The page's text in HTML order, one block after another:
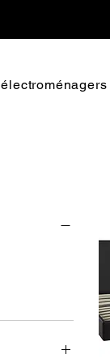
électroménagers